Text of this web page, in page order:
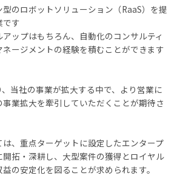
のロボットソリューション（RaaS）を提
です
ップはもちろん、自動化のコンサルティ
ージメントの経験を積むことができます
当社の事業が拡大する中で、より営業に
業拡大を牽引していただくことが期待さ
、重点ターゲットに設定したエンタープ
拓・深耕し、大型案件の獲得とロイヤル
の安定化を図ることが求められます。